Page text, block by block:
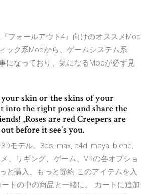
フォールアウト4』向けのオススメMod
ック系Modから、ゲームシステム系
になっており、気になるModが必ず見
skin or the skins of your
into the right pose and share the
„Roses are red Creepers are
before it see's you.
モデル。3ds, max, c4d, maya, blend,
、リギング、ゲーム、VRの各オプショ
と購入、もっと節約 このアイテムを入
トの中の商品と一緒に。 カートに追加